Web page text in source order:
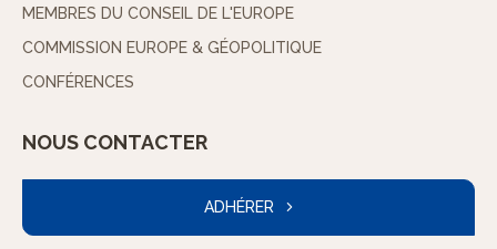
MEMBRES DU CONSEIL DE L'EUROPE
COMMISSION EUROPE & GÉOPOLITIQUE
CONFÉRENCES
NOUS CONTACTER
ADHÉRER